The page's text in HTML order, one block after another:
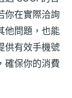
你在實際洽詢
他問題，也能
供有效手機號
確保你的消費